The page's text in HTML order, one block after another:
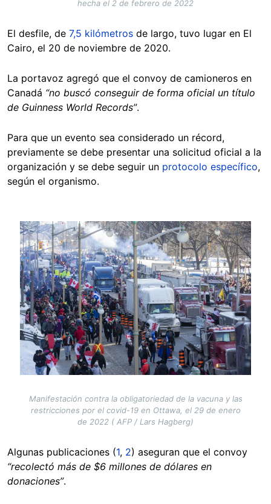
hecha el 2 de febrero de 2022
El desfile, de 7,5 kilómetros de largo, tuvo lugar en El
Cairo, el 20 de noviembre de 2020.
La portavoz agregó que el convoy de camioneros en
Canadá “no buscó conseguir de forma oficial un título
de Guinness World Records”.
Para que un evento sea considerado un récord,
previamente se debe presentar una solicitud oficial a la
organización y se debe seguir un protocolo específico,
según el organismo.
Image
Manifestación contra la obligatoriedad de la vacuna y las
restricciones por el covid-19 en Ottawa, el 29 de enero
de 2022 ( AFP / Lars Hagberg)
Algunas publicaciones (1, 2) aseguran que el convoy
“recolectó más de $6 millones de dólares en
donaciones”.